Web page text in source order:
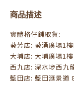
商品描述
實體格仔鋪取貨:
葵芳店: 葵涌廣場1
大埔店: 大埔廣場1
西九店: 深水埗西九
藍田店: 藍田滙景道